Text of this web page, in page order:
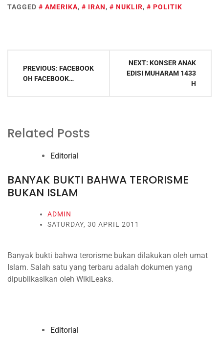
TAGGED AMERIKA, IRAN, NUKLIR, POLITIK
navigation
PREVIOUS: FACEBOOK
OH FACEBOOK…
NEXT: KONSER ANAK
EDISI MUHARAM 1433
H
Related Posts
Editorial
BANYAK BUKTI BAHWA TERORISME
BUKAN ISLAM
ADMIN
SATURDAY, 30 APRIL 2011
Banyak bukti bahwa terorisme bukan dilakukan oleh umat
Islam. Salah satu yang terbaru adalah dokumen yang
dipublikasikan oleh WikiLeaks.
Editorial